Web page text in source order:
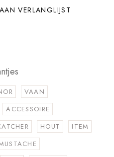
VERLANGLIJST
VAAN
ACCESSOIRE
HOUT
ITEM